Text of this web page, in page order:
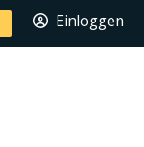
Einloggen